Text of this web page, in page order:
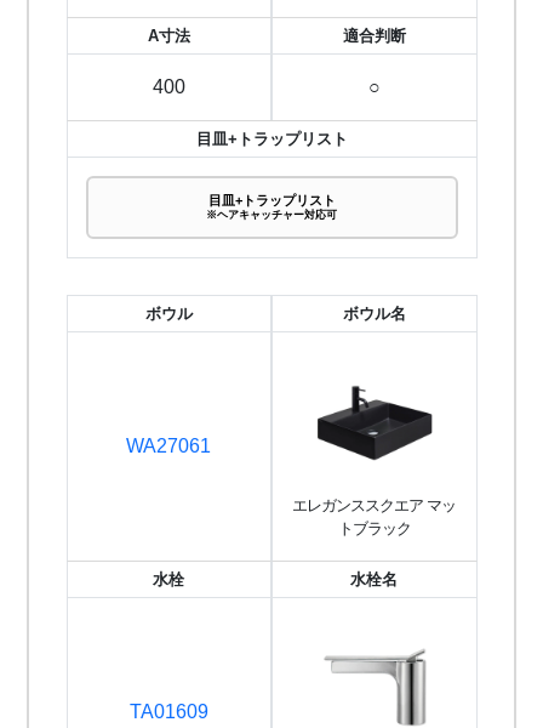
A寸法
400
適合判断
○
目皿+トラップリスト
目皿+トラップリスト
※ヘアキャッチャー対応可
ボウル
WA27061
ボウル名
エレガンススクエア マッ
トブラック
水栓
TA01609
水栓名